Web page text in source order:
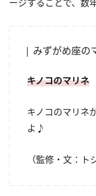
みずがめ座の
キノコのマリネ
キノコのマリネ
よ♪
（監修・文：ト